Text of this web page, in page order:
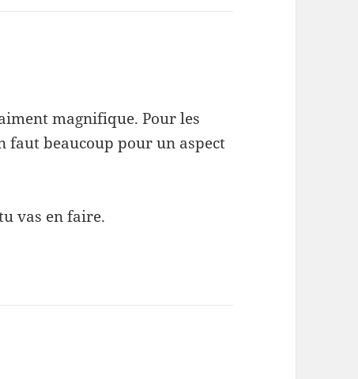
magnifique. Pour les
faut beaucoup pour un aspect
vas en faire.